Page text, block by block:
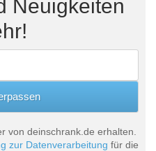
Neuigkeiten
von deinschrank.de erhalten.
zur Datenverarbeitung für die